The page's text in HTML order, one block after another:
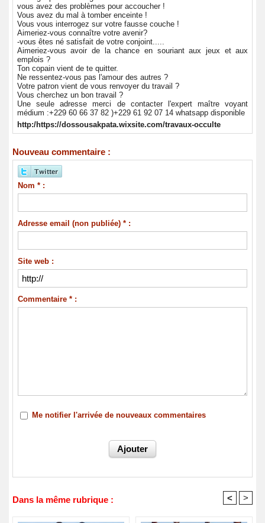
vous avez des problèmes pour accoucher !
Vous avez du mal à tomber enceinte !
Vous vous interrogez sur votre fausse couche !
Aimeriez-vous connaître votre avenir?
-vous êtes né satisfait de votre conjoint.....
Aimeriez-vous avoir de la chance en souriant aux jeux et aux
emplois ?
Ton copain vient de te quitter.
Ne ressentez-vous pas l'amour des autres ?
Votre patron vient de vous renvoyer du travail ?
Vous cherchez un bon travail ?
Une seule adresse merci de contacter l'expert maître voyant
médium :+229 60 66 37 82 )+229 61 92 07 14 whatsapp disponible
http:/https://dossousakpata.wixsite.com/travaux-occulte
Nouveau commentaire :
Nom * :
Adresse email (non publiée) * :
Site web :
Commentaire * :
Me notifier l'arrivée de nouveaux commentaires
Dans la même rubrique : < >